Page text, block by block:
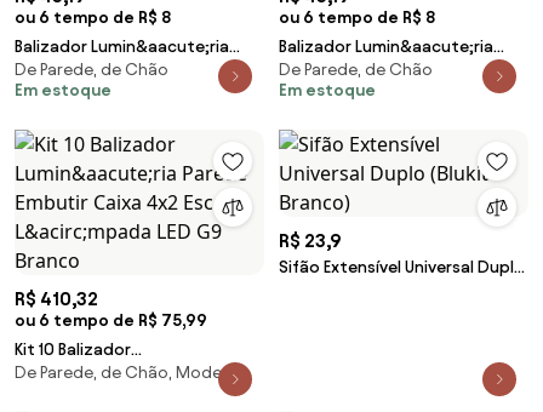
ou 6 tempo de R$ 8
Balizador Lumin&aacute;ria
Parede Embutir Frisado Caixa
4x2 Escada Bivolt Para
De Parede, de Chão
Em estoque
ou 6 tempo de R$ 8
Balizador Lumin&aacute;ria
Parede Embutir Frisado Caixa
4x2 Escada Bivolt Para
De Parede, de Chão
Em estoque
R$ 410,32
ou 6 tempo de R$ 75,99
Kit 10 Balizador
Lumin&aacute;ria Parede
De Parede, de Chão, Moderna
R$ 23,9
Sifão Extensível Universal Duplo